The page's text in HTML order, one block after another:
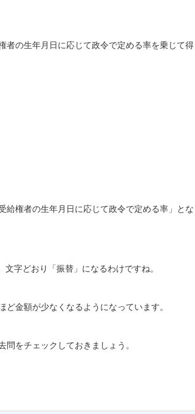
者の生年月日に応じて政令で定める率を乗じて得
給権者の生年月日に応じて政令で定める率」とな
文字どおり「振替」になるわけですね。
金額が少なくなるようになっています。
をチェックしておきましょう。